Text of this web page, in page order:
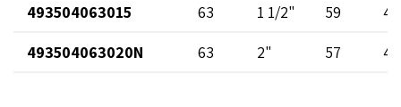
493504063015
63 1 1/2" 59
48
493504063020N
63 2" 57 49